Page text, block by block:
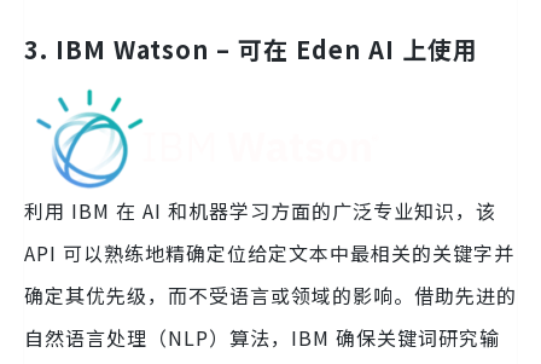
3. IBM Watson – 可在 Eden AI 上使用
利用 IBM 在 AI 和机器学习方面的广泛专业知识，该
API 可以熟练地精确定位给定文本中最相关的关键字并
确定其优先级，而不受语言或领域的影响。借助先进的
自然语言处理（NLP）算法，IBM 确保关键词研究输